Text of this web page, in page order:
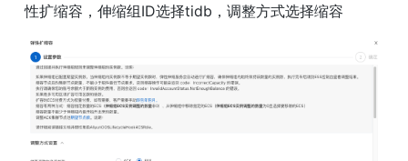
性扩缩容，伸缩组ID选择tidb，调整方式选择缩容